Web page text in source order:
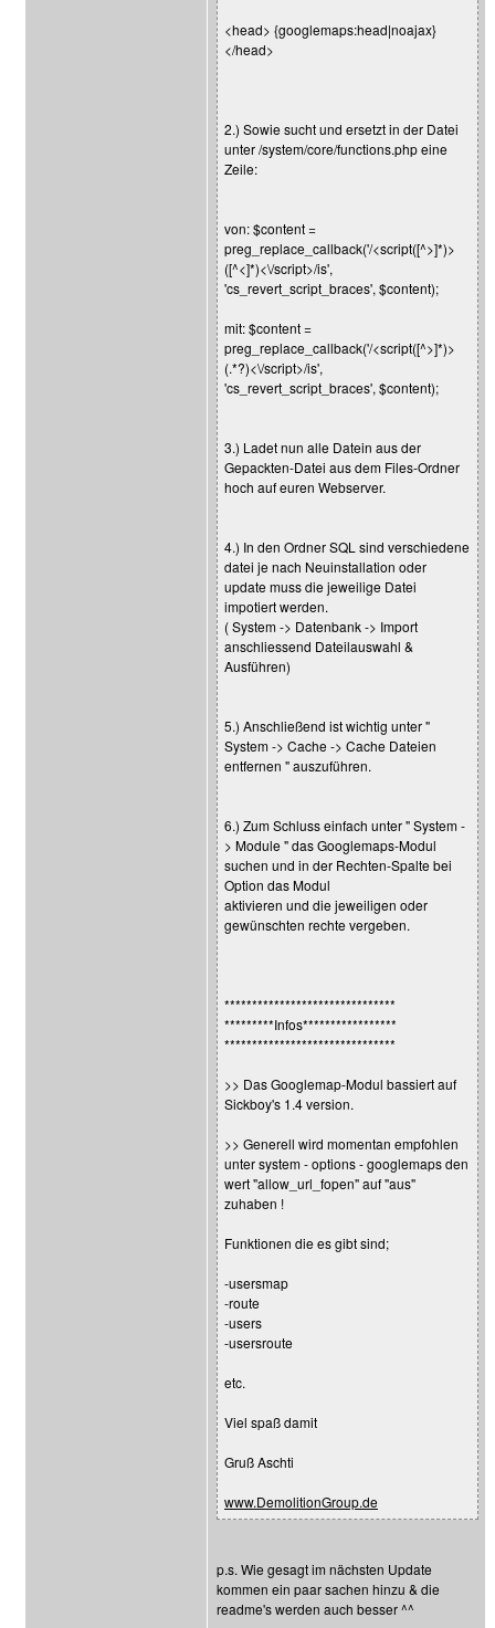
<head> {googlemaps:head|noajax}
</head>
2.) Sowie sucht und ersetzt in der Datei
unter /system/core/functions.php eine
Zeile:
von: $content =
preg_replace_callback('/<script([^>]*)>
([^<]*)<\/script>/is',
'cs_revert_script_braces', $content);
mit: $content =
preg_replace_callback('/<script([^>]*)>
(.*?)<\/script>/is',
'cs_revert_script_braces', $content);
3.) Ladet nun alle Datein aus der
Gepackten-Datei aus dem Files-Ordner
hoch auf euren Webserver.
4.) In den Ordner SQL sind verschiedene
datei je nach Neuinstallation oder
update muss die jeweilige Datei
impotiert werden.
( System -> Datenbank -> Import
anschliessend Dateilauswahl &
Ausführen)
5.) Anschließend ist wichtig unter "
System -> Cache -> Cache Dateien
entfernen " auszuführen.
6.) Zum Schluss einfach unter " System -
> Module " das Googlemaps-Modul
suchen und in der Rechten-Spalte bei
Option das Modul
aktivieren und die jeweiligen oder
gewünschten rechte vergeben.
*******************************
*********Infos*****************
*******************************
>> Das Googlemap-Modul bassiert auf
Sickboy's 1.4 version.
>> Generell wird momentan empfohlen
unter system - options - googlemaps den
wert "allow_url_fopen" auf "aus"
zuhaben !
Funktionen die es gibt sind;
-usersmap
-route
-users
-usersroute
etc.
Viel spaß damit
Gruß Aschti
www.DemolitionGroup.de
p.s. Wie gesagt im nächsten Update
kommen ein paar sachen hinzu & die
readme's werden auch besser ^^